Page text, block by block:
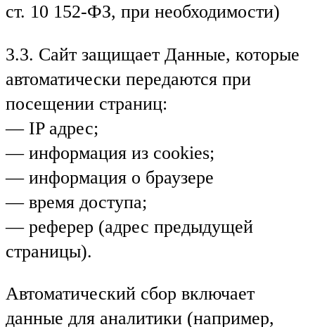
ст. 10 152-ФЗ, при необходимости)
3.3. Сайт защищает Данные, которые
автоматически передаются при
посещении страниц:
— IP адрес;
— информация из cookies;
— информация о браузере
— время доступа;
— реферер (адрес предыдущей
страницы).
Автоматический сбор включает
данные для аналитики (например,